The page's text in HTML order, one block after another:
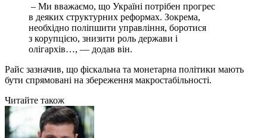
– Ми вважаємо, що Україні потрібен прогрес
в деяких структурних реформах. Зокрема,
необхідно поліпшити управління, боротися
з корупцією, знизити роль держави і
олігархів…, — додав він.
Райс зазначив, що фіскальна та монетарна політики мають
бути спрямовані на збереження макростабільності.
Читайте також